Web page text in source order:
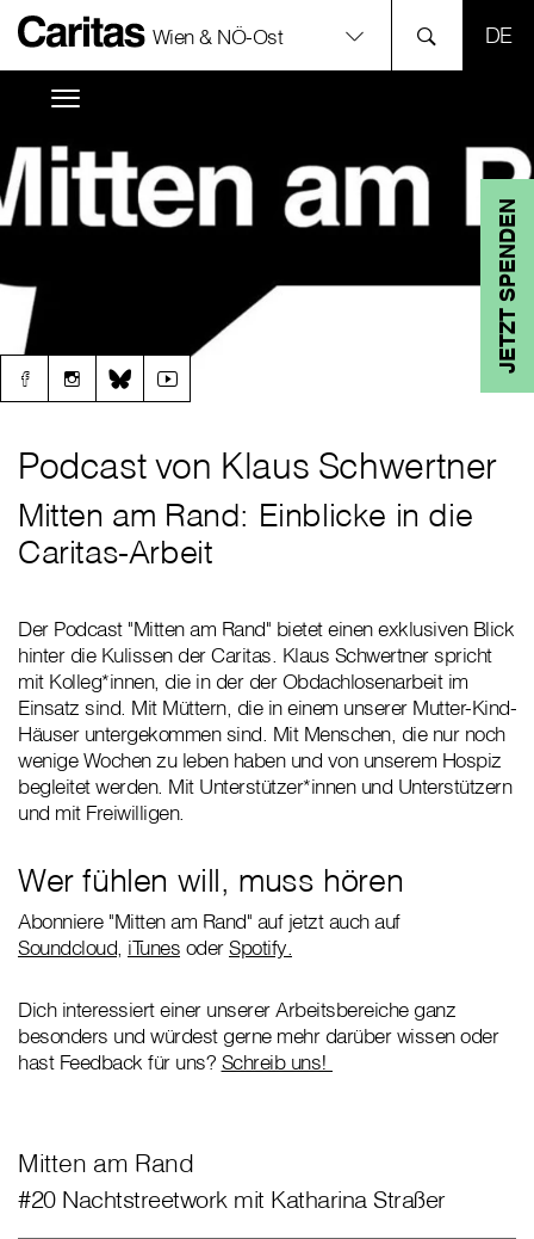
Wien & NÖ-Ost
JETZT SPENDEN
Podcast von Klaus Schwertner
Mitten am Rand: Einblicke in die
Caritas-Arbeit
Der Podcast "Mitten am Rand" bietet einen exklusiven Blick
hinter die Kulissen der Caritas. Klaus Schwertner spricht
mit Kolleg*innen, die in der der Obdachlosenarbeit im
Einsatz sind. Mit Müttern, die in einem unserer Mutter-Kind-
Häuser untergekommen sind. Mit Menschen, die nur noch
wenige Wochen zu leben haben und von unserem Hospiz
begleitet werden. Mit Unterstützer*innen und Unterstützern
und mit Freiwilligen.
Wer fühlen will, muss hören
Abonniere "Mitten am Rand" auf jetzt auch auf
Soundcloud, iTunes oderSpotify.
Dich interessiert einer unserer Arbeitsbereiche ganz
besonders und würdest gerne mehr darüber wissen oder
hast Feedback für uns? Schreib uns!
Mitten am Rand
#20 Nachtstreetwork mit Katharina Straßer